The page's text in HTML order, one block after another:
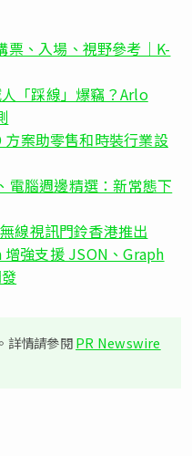
票、入場、視野參考｜K-
「踩線」爆竊？Arlo
案助零售和時裝行業設
電腦週邊精選：新常態下
線視訊門鈴香港推出
強支援 JSON、Graph
詳情請參閱PR Newswire